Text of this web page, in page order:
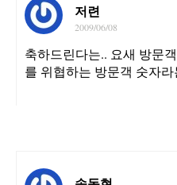
저련
2009/06/08
축하드린다는.. 요새 방문
를 위협하는 방문객 숫자라